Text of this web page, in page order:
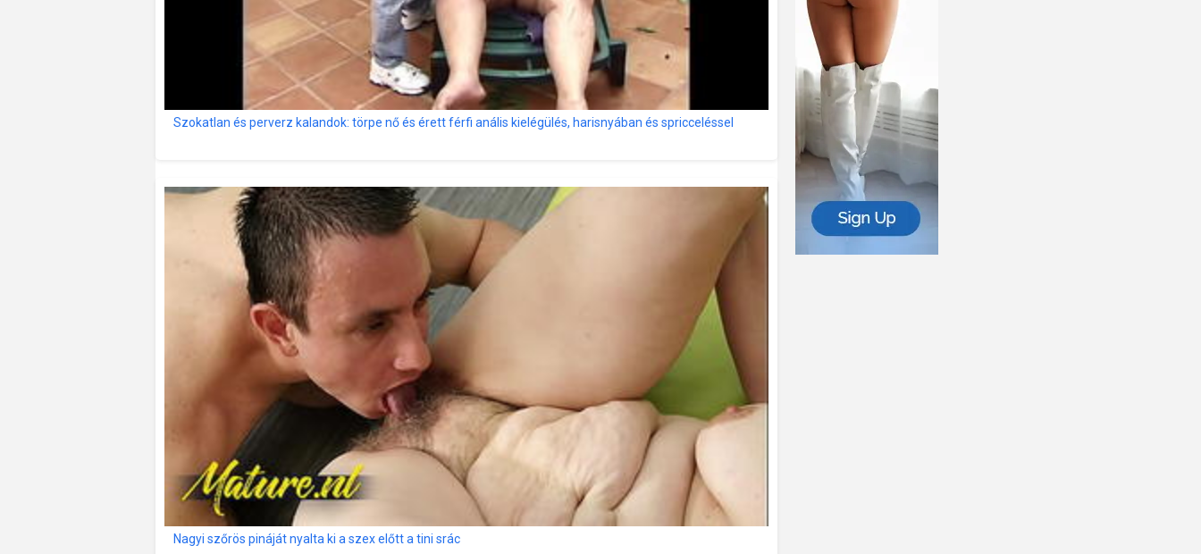
Szokatlan és perverz kalandok: törpe nő és érett férfi anális kielégülés, harisnyában és spricceléssel
Nagyi szőrös pináját nyalta ki a szex előtt a tini srác